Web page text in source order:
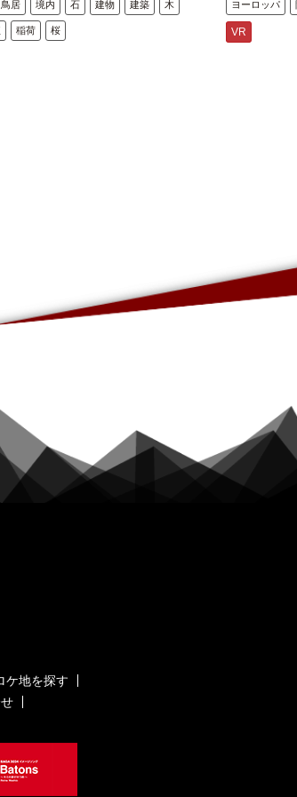
鳥居 境内 石 建物 建築 木
稲荷 桜
ヨーロッパ
VR
ケ地を探す